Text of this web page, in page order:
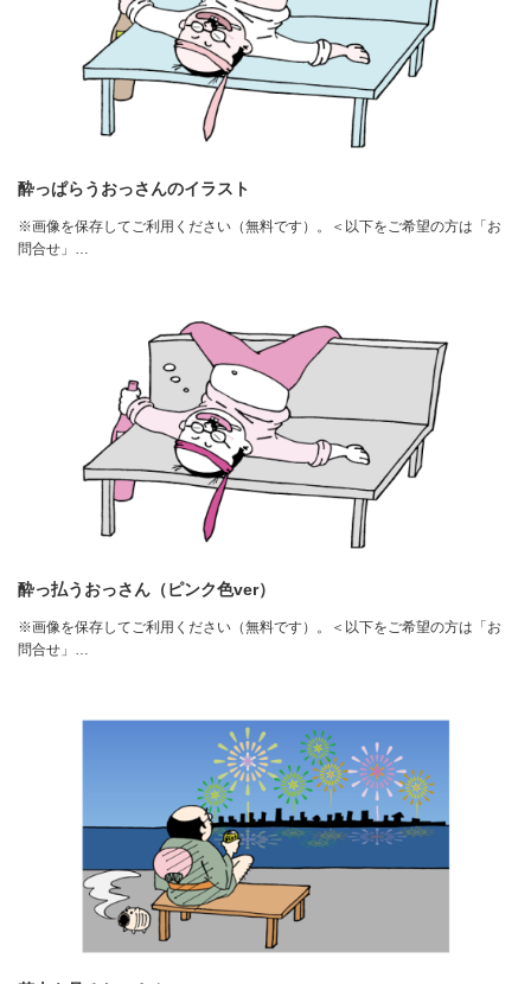
酔っぱらうおっさんのイラスト
※画像を保存してご利用ください（無料です）。＜以下をご希望の方は「お
問合せ」…
酔っ払うおっさん（ピンク色ver）
※画像を保存してご利用ください（無料です）。＜以下をご希望の方は「お
問合せ」…